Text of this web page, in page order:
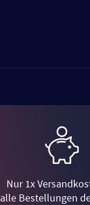
Nur 1x
alle Bestellungen